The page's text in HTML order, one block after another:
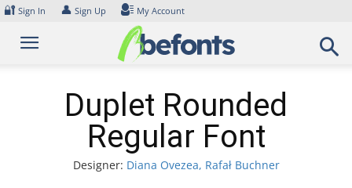
Skip
content
🔐 Sign In 👤 Sign Up My Account
Duplet Rounded
Regular Font
Designer: Diana Ovezea, Rafał Buchner